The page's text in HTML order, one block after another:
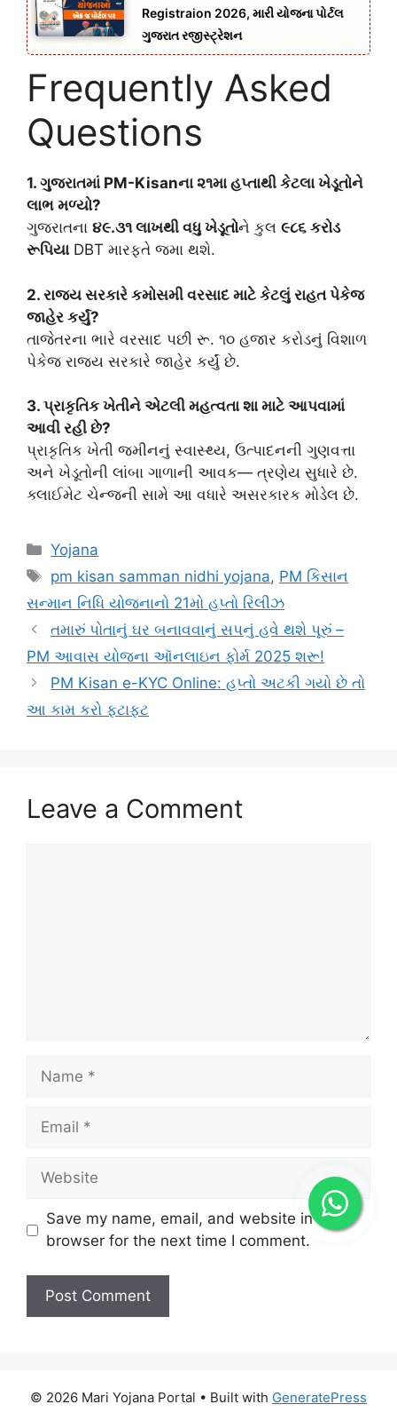
Registraion 2026, મારી યોજના પોર્ટલ
ગુજરાત રજીસ્ટ્રેશન
Frequently Asked
Questions
1. ગુજરાતમાં PM-Kisanના ૨૧મા હપ્તાથી કેટલા ખેડૂતોને
લાભ મળ્યો?
ગુજરાતના ૪૯.૩૧ લાખથી વધુ ખેડૂતોને કુલ ૯૮૬ કરોડ
રૂપિયાDBT મારફતે જમા થશે.
2. રાજય સરકારે કમોસમી વરસાદ માટે કેટલું રાહત પેકેજ
જાહેર કર્યું?
તાજેતરના ભારે વરસાદ પછી રૂ. ૧૦ હજાર કરોડનું વિશાળ
પેકેજ રાજ્ય સરકારે જાહેર કર્યું છે.
3. પ્રાકૃતિક ખેતીને એટલી મહત્વતા શા માટે આપવામાં
આવી રહી છે?
પ્રાકૃતિક ખેતી જમીનનું સ્વાસ્થ્ય, ઉત્પાદનની ગુણવત્તા
અને ખેડૂતોની લાંબા ગાળાની આવક— ત્રણેય સુધારે છે.
ક્લાઈમેટ ચેન્જની સામે આ વધારે અસરકારક મોડેલ છે.
Categories
Yojana
Tags
pm kisan samman nidhi yojana, PM કિસાન
સન્માન નિધિ યોજનાનો 21મો હપ્તો રિલીઝ
તમારું પોતાનું ઘર બનાવવાનું સપનું હવે થશે પૂરું –
PM આવાસ યોજના ઑનલાઇન ફોર્મ 2025 શરૂ!
PM Kisan e-KYC Online: હપ્તો અટકી ગયો છે તો
આ કામ કરો ફટાફટ
Leave a Comment
Name
Email
Website
Save my name, email, and website in this
browser for the next time I comment.
© 2026 Mari Yojana Portal • Built with GeneratePress